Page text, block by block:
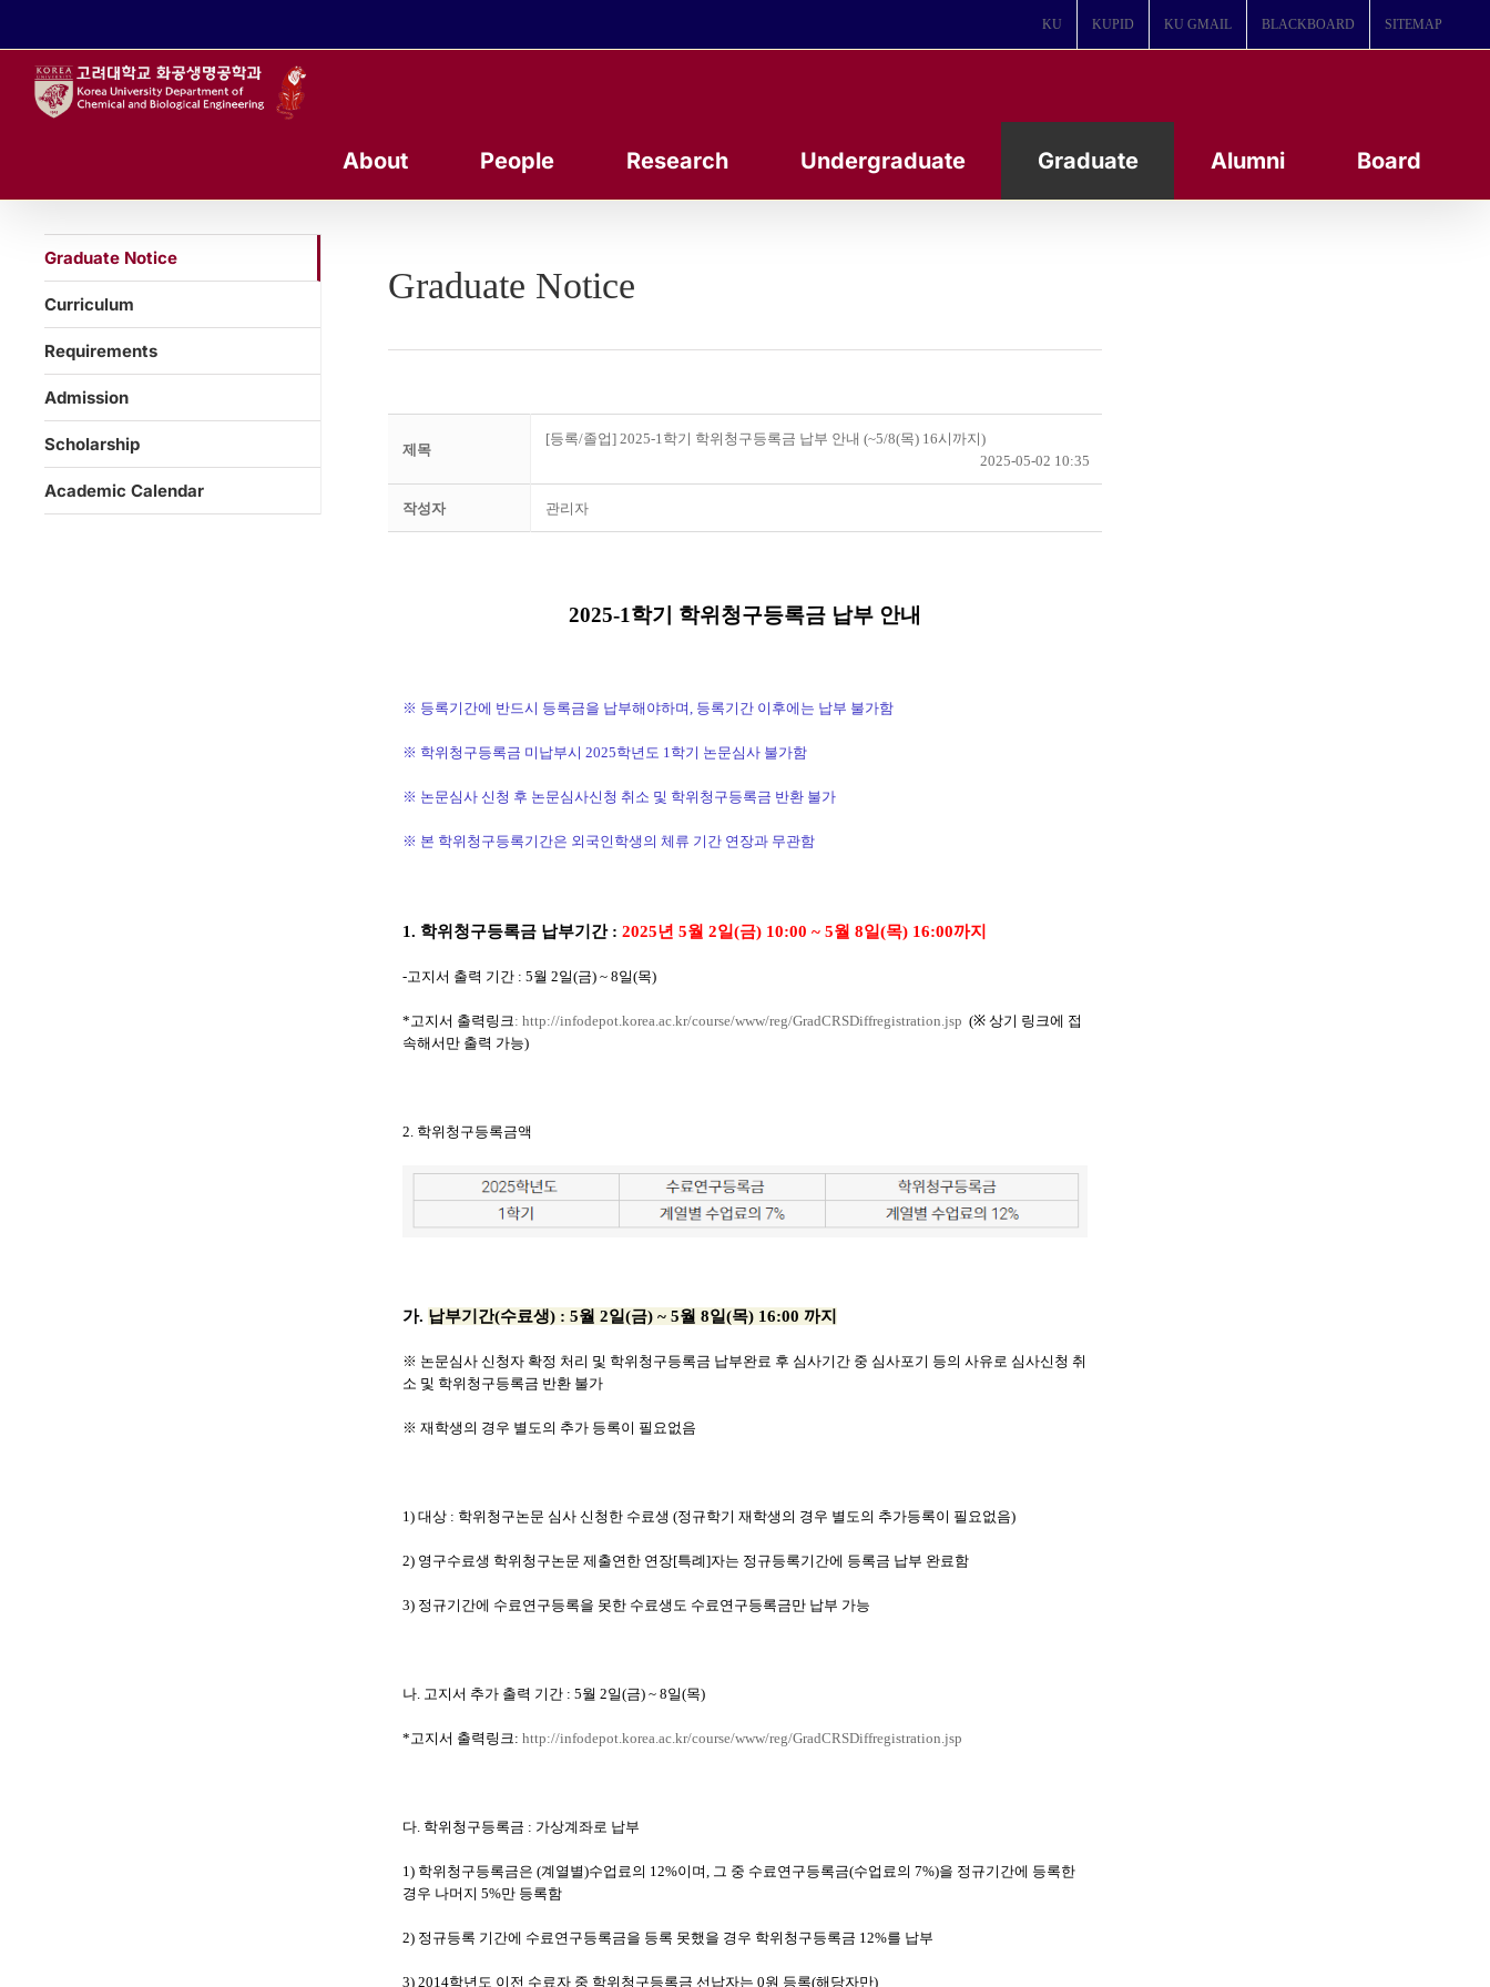
KU KUPID KU GMAIL BLACKBOARD SITEMAP
About People Research Undergraduate Graduate Alumni Board
Graduate Notice
제목
[등록/졸업] 2025-1학기 학위청구등록금 납부 안내 (~5/8(목) 16시까지)
2025-05-02 10:35
작성자 관리자
2025-1학기 학위청구등록금 납부 안내
※ 등록기간에 반드시 등록금을 납부해야하며 등록기간 이후에는 납부 불가함
※ 학위청구등록금 미납부시 2025학년도 1 학기 논문심사 불가함
※ 논문심사 신청 후 논문심사신청 취소 및 학위청구등록금 반환 불가
※ 본 학위청구등록기간은 외국인학생의 체류 기간 연장과 무관함
1. 학위청구등록금 납부기간 : 2025년 5월 2일(금) 10:00 ~ 5월 8일(목) 16:00까지
-고지서 출력 기간 : 5월 2일(금) ~ 8일(목)
* 고지서 출력링크 : http://infodepot.korea.ac.kr/course/www/reg/GradCRSDiffregistration.jsp (※ 상기 링크에 접
속해서만 출력 가능)
2. 학위청구등록금액
가. 납부기간(수료생) : 5월 2일(금) ~ 5월 8일(목) 16:00 까지
※ 논문심사 신청자 확정 처리 및 학위청구등록금 납부완료 후 심사기간 중 심사포기 등의 사유로 심사신청 취
소 및 학위청구등록금 반환 불가
※ 재학생의 경우 별도의 추가 등록이 필요없음
1) 대상 : 학위청구논문 심사 신청한 수료생 (정규학기 재학생의 경우 별도의 추가등록이 필요없음)
2) 영구수료생 학위청구논문 제출연한 연장[특례]자는 정규등록기간에 등록금 납부 완료함
3) 정규기간에 수료연구등록을 못한 수료생도 수료연구등록금만 납부 가능
나. 고지서 추가 출력 기간 : 5월 2일(금) ~ 8일(목)
*고지서 출력링크: http://infodepot.korea.ac.kr/course/www/reg/GradCRSDiffregistration.jsp
다. 학위청구등록금 : 가상계좌로 납부
1) 학위청구등록금은 (계열별)수업료의 12%이며, 그 중 수료연구등록금(수업료의 7%)을 정규기간에 등록한
경우 나머지 5%만 등록함
2) 정규등록 기간에 수료연구등록금을 등록 못했을 경우 학위청구등록금 12%를 납부
3) 2014학년도 이전 수료자 중 학위청구등록금 선납자는 0원 등록(해당자만)
Graduate Notice
Curriculum
Requirements
Admission
Scholarship
Academic Calendar